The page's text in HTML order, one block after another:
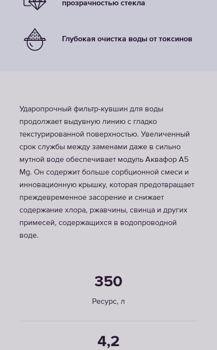
прозрачностью стекла
Глубокая очистка воды от токсинов
Ударопрочный фильтр-кувшин для воды
продолжает выдувную линию с гладко
текстурированной поверхностью. Увеличенный
срок службы между заменами даже в сильно
мутной воде обеспечивает модуль Аквафор А5
Mg. Он содержит больше сорбционной смеси и
инновационную крышку, которая предотвращает
преждевременное засорение и снижает
содержание хлора, ржавчины, свинца и других
примесей, содержащихся в водопроводной
воде.
350
Ресурс, л
4,2